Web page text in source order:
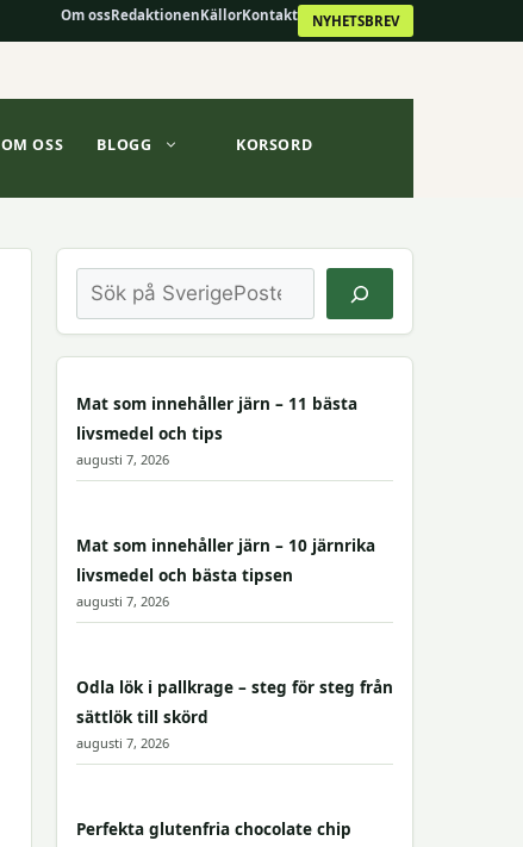
Om ossRedaktionenKällorKontakt NYHETSBREV
OM OSS BLOGG KORSORD
Sök
Mat som innehåller järn – 11 bästa
livsmedel och tips
augusti 7, 2026
Mat som innehåller järn – 10 järnrika
livsmedel och bästa tipsen
augusti 7, 2026
Odla lök i pallkrage – steg för steg från
sättlök till skörd
augusti 7, 2026
Perfekta glutenfria chocolate chip